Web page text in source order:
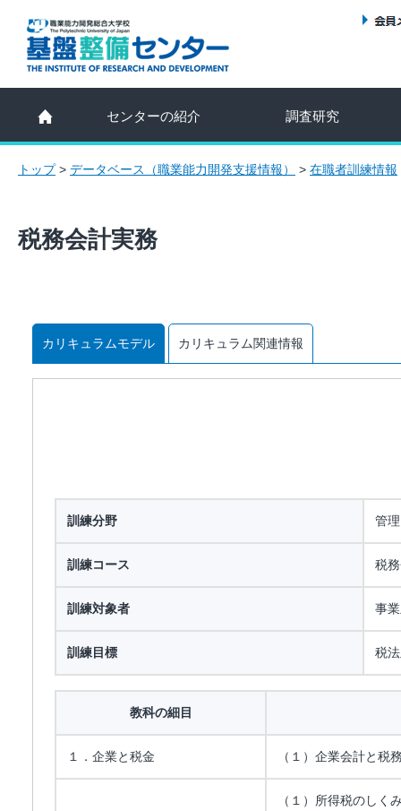
センターの紹介 調査研究
トップ> データベース（職業能力開発支援情報） > 在職者訓練情報
税務会計実務
カリキュラムモデル カリキュラム関連情報
訓練分野 管
訓練コース 税
訓練対象者 事
訓練目標 税
教科の細目
１．企業と税金 （１）企業会計と税
（１）所得税のしく